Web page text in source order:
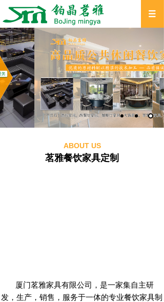
ABOUT US
茗雅餐饮家具定制
厦门茗雅家具有限公司，是一家集自主研
发，生产，销售，服务于一体的专业餐饮家具制